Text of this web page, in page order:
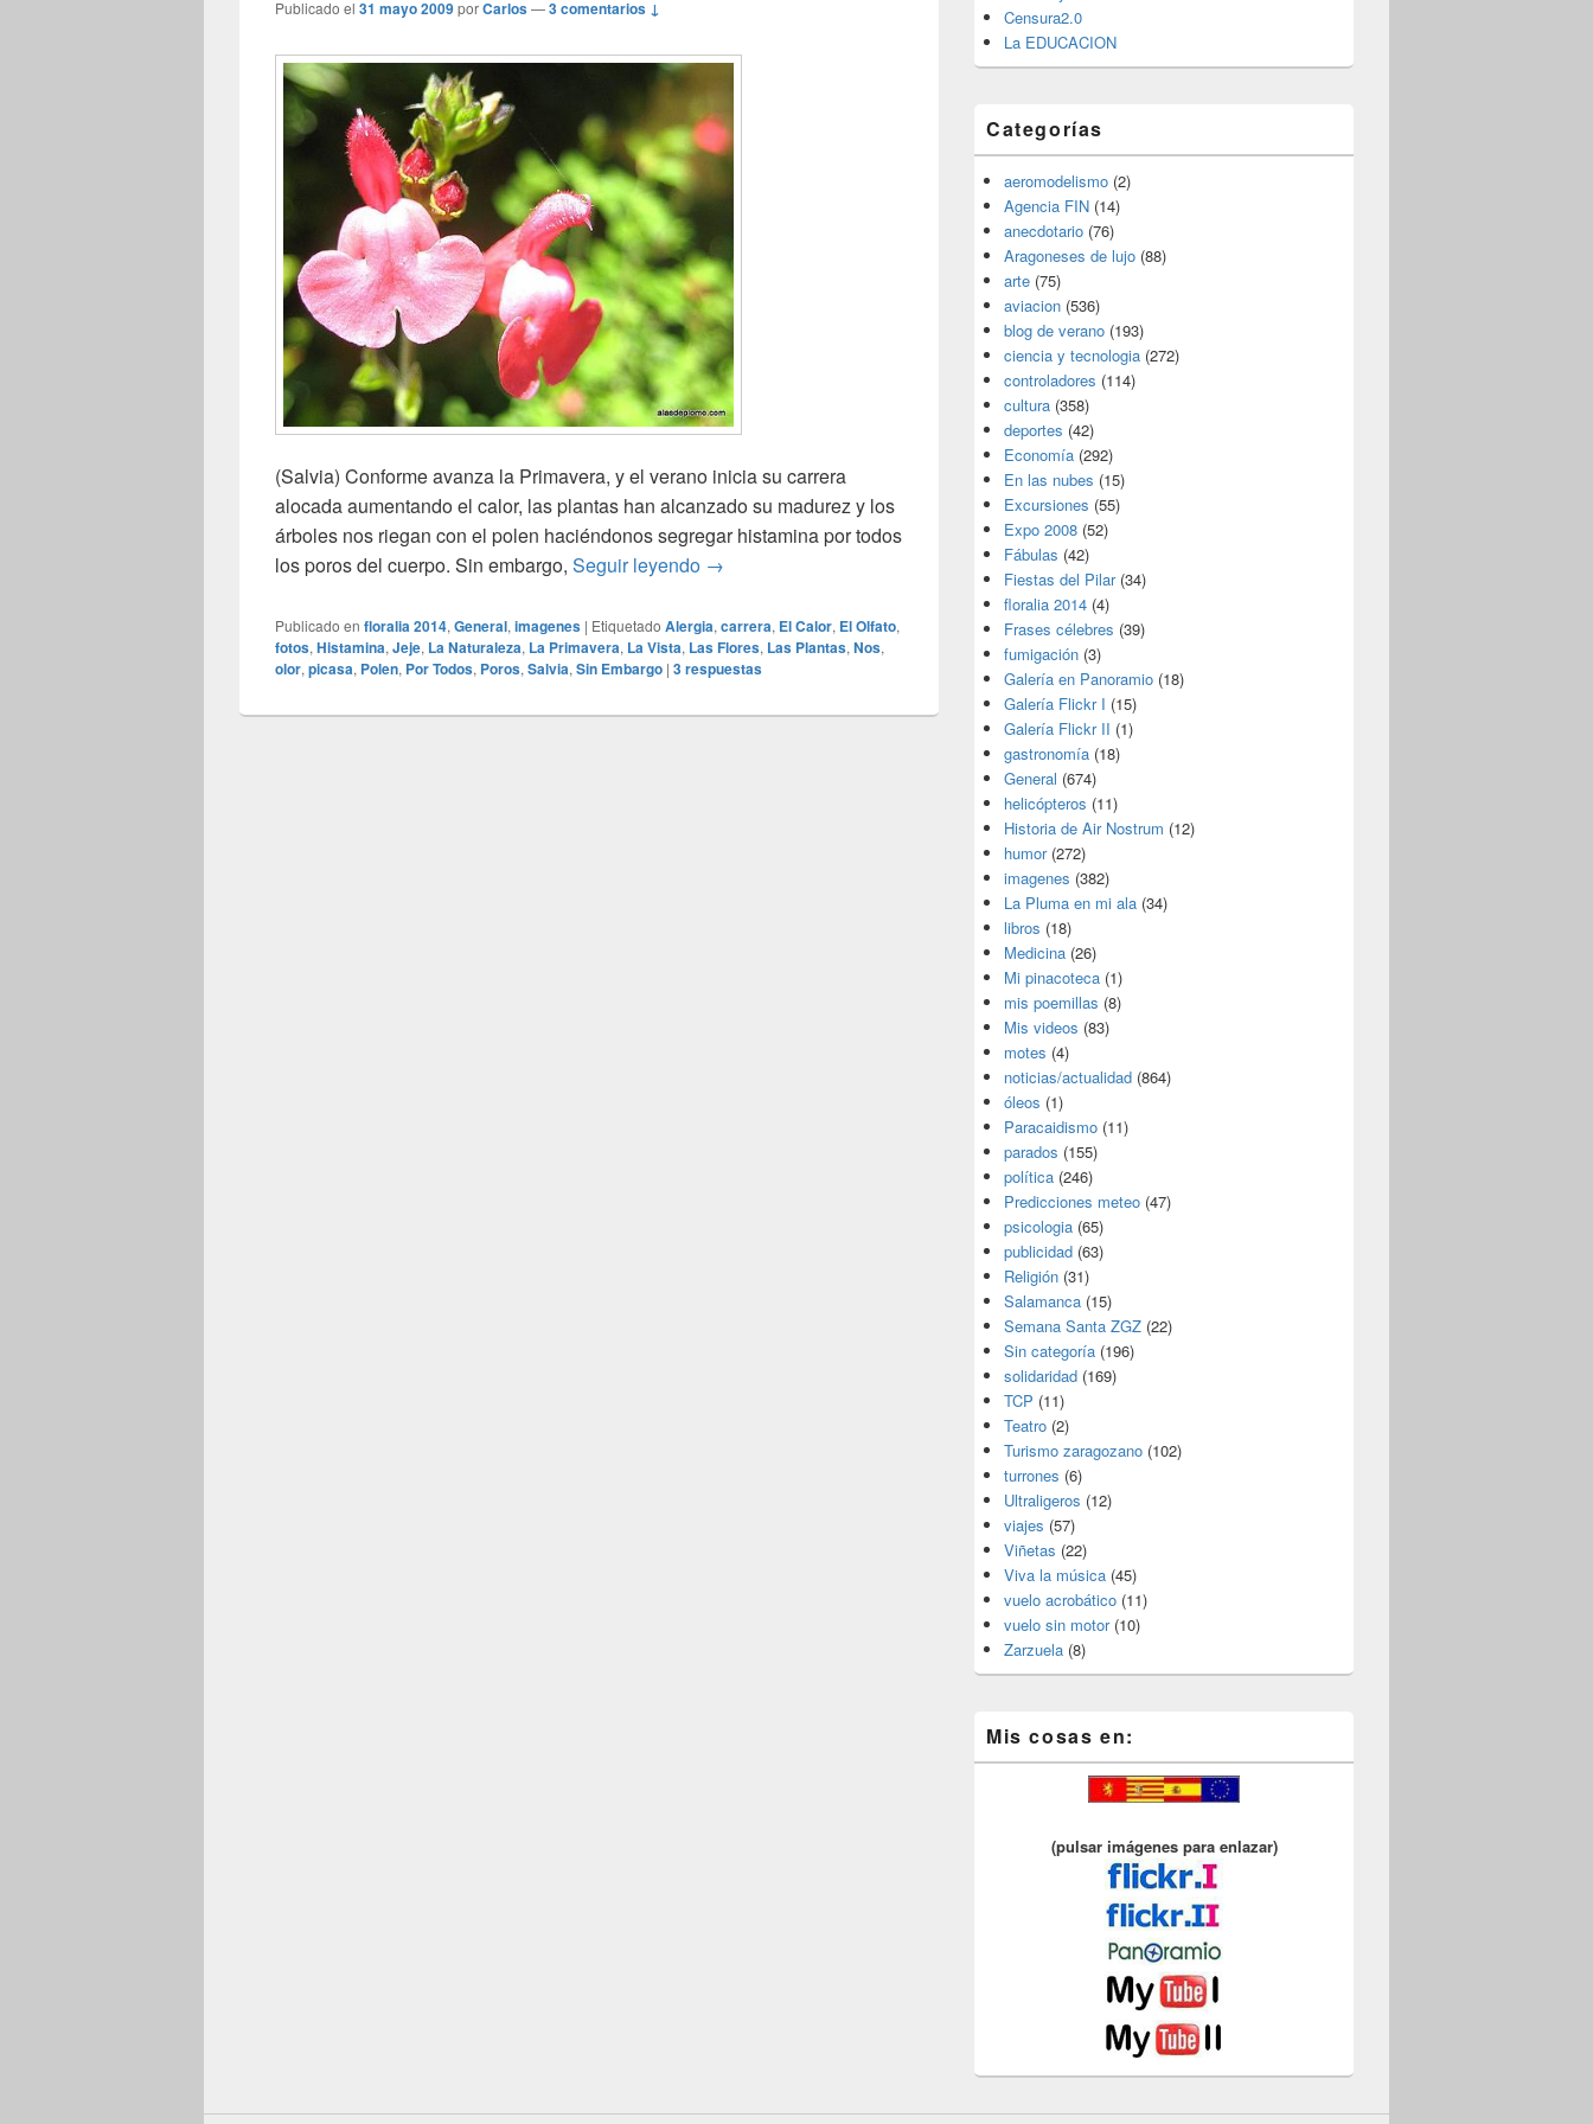
Publicado el 31 mayo 2009porCarlos—3 comentarios ↓
(Salvia) Conforme avanza la Primavera, y el verano inicia su carrera
alocada aumentando el calor, las plantas han alcanzado su madurez y los
árboles nos riegan con el polen haciéndonos segregar histamina por todos
los poros del cuerpo. Sin embargo, Seguir leyendo Naturaleza activa
→
Publicado en floralia 2014, General, imagenes | Etiquetado Alergia, carrera, El Calor, El Olfato,
fotos, Histamina, Jeje, La Naturaleza, La Primavera, La Vista, Las Flores, Las Plantas, Nos,
olor, picasa, Polen, Por Todos, Poros, Salvia, Sin Embargo | 3respuestas
Censura2.0
La EDUCACION
Categorías
aeromodelismo (2)
Agencia FIN (14)
anecdotario (76)
Aragoneses de lujo (88)
arte (75)
aviacion (536)
blog de verano (193)
ciencia y tecnologia (272)
controladores (114)
cultura (358)
deportes (42)
Economía (292)
En las nubes (15)
Excursiones (55)
Expo 2008 (52)
Fábulas (42)
Fiestas del Pilar(34)
floralia 2014 (4)
Frases célebres (39)
fumigación (3)
Galería en Panoramio (18)
Galería Flickr I (15)
Galería Flickr II (1)
gastronomía (18)
General (674)
helicópteros (11)
Historia de Air Nostrum (12)
humor(272)
imagenes (382)
La Pluma en mi ala (34)
libros (18)
Medicina (26)
Mi pinacoteca (1)
mis poemillas (8)
Mis videos (83)
motes (4)
noticias/actualidad (864)
óleos (1)
Paracaidismo (11)
parados (155)
política (246)
Predicciones meteo (47)
psicologia (65)
publicidad (63)
Religión (31)
Salamanca (15)
Semana Santa ZGZ (22)
Sin categoría (196)
solidaridad (169)
TCP (11)
Teatro (2)
Turismo zaragozano (102)
turrones (6)
Ultraligeros (12)
viajes (57)
Viñetas (22)
Viva la música (45)
vuelo acrobático (11)
vuelo sin motor(10)
Zarzuela (8)
Mis cosas en:
(pulsar imágenes para enlazar)